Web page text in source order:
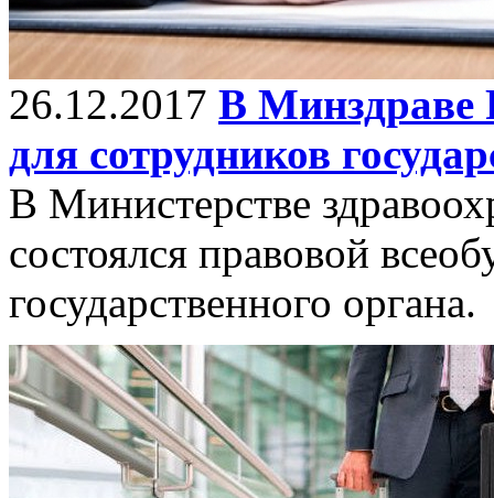
26.12.2017 В Минздраве
для сотрудников
В Министерстве
состоялся правовой
государственного органа.